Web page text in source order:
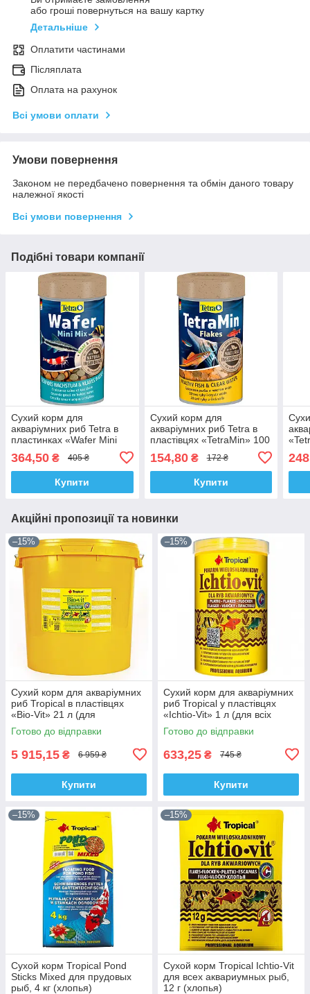
або гроші повернуться на вашу картку
Детальніше
Оплатити частинами
Післяплата
Оплата на рахунок
Всі умови оплати
Умови повернення
Законом не передбачено повернення та обмін даного товару
належної якості
Всі умови повернення
Подібні товари компанії
Сухий корм для
акваріумних риб Tetra в
пластинках «Wafer Mini
Mix» 100 мл (для донних
риб)
364,50 ₴ 405 ₴
Купити
Сухий корм для
акваріумних риб Tetra в
пластівцях «TetraMin» 100
мл (для всіх акваріумних
риб)
154,80₴ 172 ₴
Купити
Акційні пропозиції та новинки
–15%
Сухий корм для акваріумних
риб Tropical в пластівцях
«Bio-Vit» 21 л (для
травоїдних риб)
Готово до відправки
5 915,15 ₴ 6 959 ₴
Купити
–15%
Сухий корм для акваріумних
риб Tropical у пластівцях
«Ichtio-Vit» 1 л (для всіх
акваріумних риб)
Готово до відправки
633,25 ₴ 745 ₴
Купити
–15%
Сухой корм Tropical Pond
Sticks Mixed для прудовых
рыб, 4 кг (хлопья)
–15%
Сухой корм Tropical Ichtio-Vit
для всех аквариумных рыб,
12 г (хлопья)